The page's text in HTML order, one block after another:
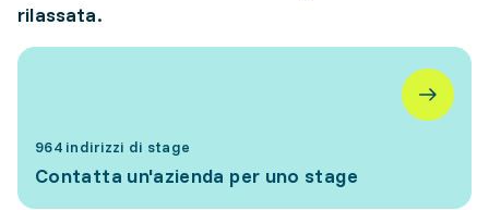
rilassata.
964 indirizzi di stage
Contatta un'azienda per uno stage